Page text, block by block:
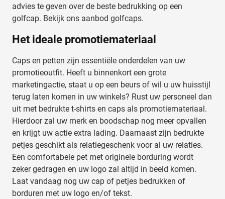
advies te geven over de beste bedrukking op een
golfcap. Bekijk ons aanbod golfcaps.
Het ideale promotiemateriaal
Caps en petten zijn essentiële onderdelen van uw
promotieoutfit. Heeft u binnenkort een grote
marketingactie, staat u op een beurs of wil u uw huisstijl
terug laten komen in uw winkels? Rust uw personeel dan
uit met bedrukte t-shirts en caps als promotiemateriaal.
Hierdoor zal uw merk en boodschap nog meer opvallen
en krijgt uw actie extra lading. Daarnaast zijn bedrukte
petjes geschikt als relatiegeschenk voor al uw relaties.
Een comfortabele pet met originele borduring wordt
zeker gedragen en uw logo zal altijd in beeld komen.
Laat vandaag nog uw cap of petjes bedrukken of
borduren met uw logo en/of tekst.